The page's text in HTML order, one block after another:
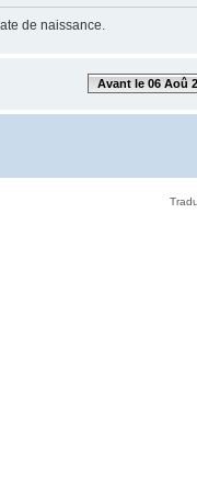
de naissance.
Avant le 06 Aoû